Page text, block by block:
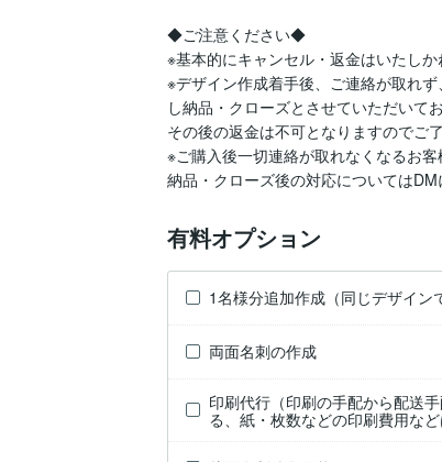
◆ご注意ください◆
※基本的にキャンセル・返金はいたしか
※デザイン作成着手後、ご連絡が取れ
し納品・クローズとさせていただいてお
その後の返金は不可となりますのでご了
※ご購入後一切連絡が取れなくなるお
納品・クローズ後の対応についてはDM
有料オプション
1名様分追加作成（同じデザイン
両面名刺の作成
印刷代行（印刷の手配から配送
る、紙・枚数などの印刷費用など